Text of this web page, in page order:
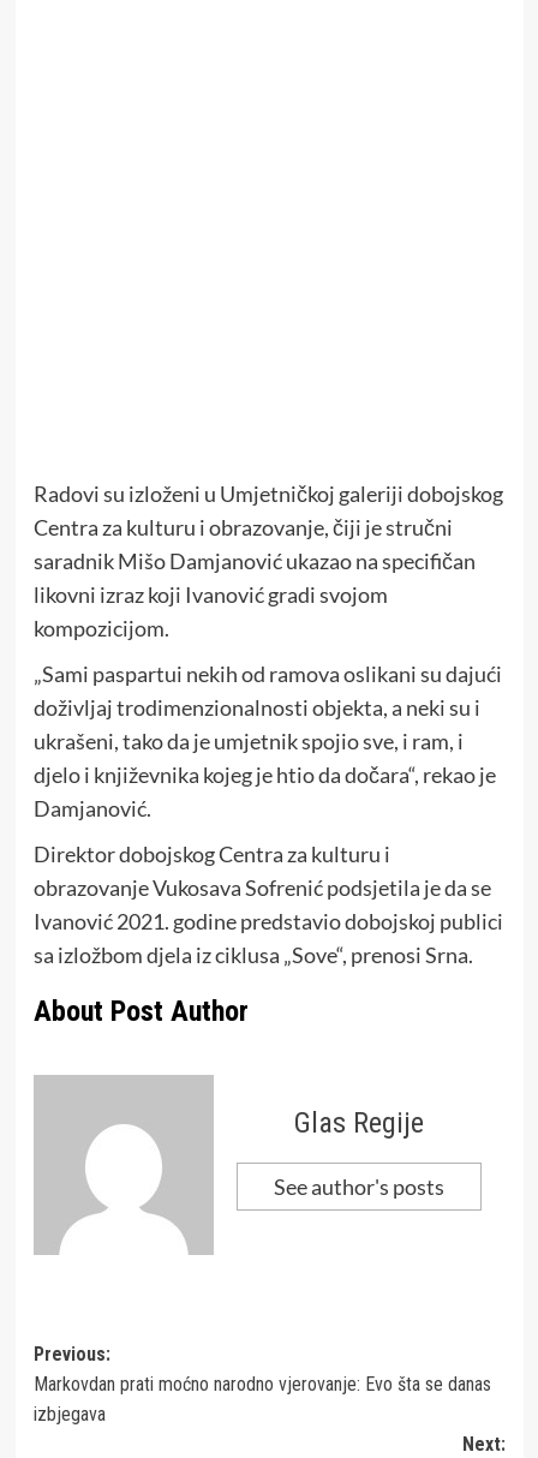
Radovi su izloženi u Umjetničkoj galeriji dobojskog
Centra za kulturu i obrazovanje, čiji je stručni
saradnik Mišo Damjanović ukazao na specifičan
likovni izraz koji Ivanović gradi svojom
kompozicijom.
„Sami paspartui nekih od ramova oslikani su dajući
doživljaj trodimenzionalnosti objekta, a neki su i
ukrašeni, tako da je umjetnik spojio sve, i ram, i
djelo i književnika kojeg je htio da dočara“, rekao je
Damjanović.
Direktor dobojskog Centra za kulturu i
obrazovanje Vukosava Sofrenić podsjetila je da se
Ivanović 2021. godine predstavio dobojskoj publici
sa izložbom djela iz ciklusa „Sove“, prenosi Srna.
About Post Author
Glas Regije
See author's posts
Post
navigation
Previous:
Markovdan prati moćno narodno vjerovanje: Evo šta se danas
izbjegava
Next: